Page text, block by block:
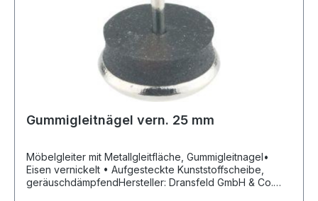
Gummigleitnägel vern. 25 mm
Möbelgleiter mit Metallgleitfläche, Gummigleitnagel•
Eisen vernickelt • Aufgesteckte Kunststoffscheibe,
geräuschdämpfendHersteller: Dransfeld GmbH & Co.